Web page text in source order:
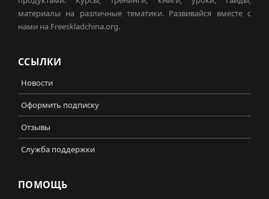
материалы на различные тематики. Развивайся вместе с
нами на Freeskladchina.org.
ССЫЛКИ
Новости
Оформить подписку
Отзывы
Служба поддержки
ПОМОЩЬ